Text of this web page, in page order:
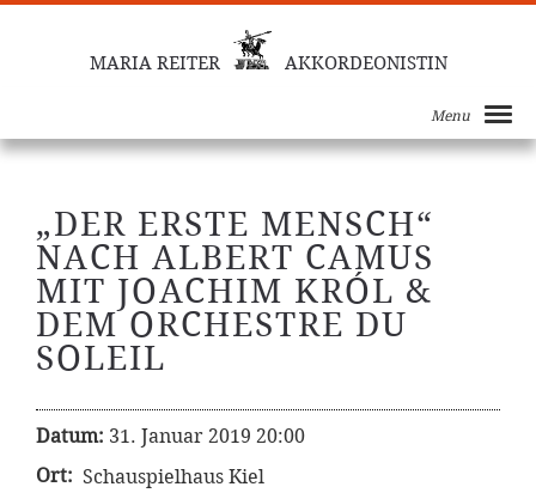
MARIA REITER AKKORDEONISTIN
Menu
„DER ERSTE MENSCH“
NACH ALBERT CAMUS
MIT JOACHIM KRÓL &
DEM ORCHESTRE DU
SOLEIL
Datum: 31. Januar 2019 20:00
Ort: Schauspielhaus Kiel